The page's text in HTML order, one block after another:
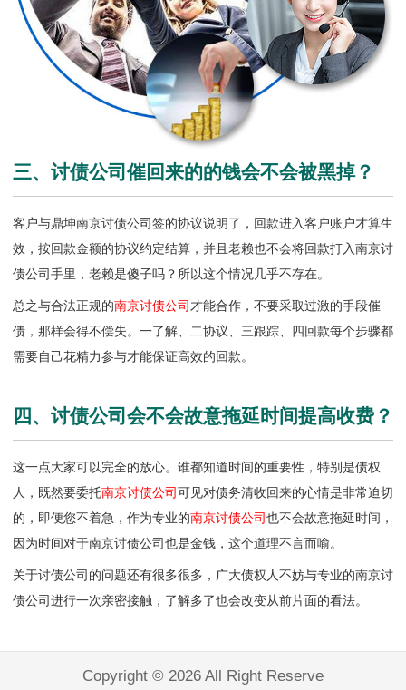
三、讨债公司催回来的的钱会不会被黑掉？
客户与鼎坤南京讨债公司签的协议说明了，回款进入客户账户才算生
效，按回款金额的协议约定结算，并且老赖也不会将回款打入南京讨
债公司手里，老赖是傻子吗？所以这个情况几乎不存在。
总之与合法正规的南京讨债公司 才能合作，不要采取过激的手段催
债，那样会得不偿失。一了解、二协议、三跟踪、四回款每个步骤都
需要自己花精力参与才能保证高效的回款。
四、讨债公司会不会故意拖延时间提高收费？
这一点大家可以完全的放心。谁都知道时间的重要性，特别是债权
人，既然要委托南京讨债公司可见对债务清收回来的心情是非常迫切
的，即便您不着急，作为专业的南京讨债公司也不会故意拖延时间，
因为时间对于南京讨债公司也是金钱，这个道理不言而喻。
关于讨债公司的问题还有很多很多，广大债权人不妨与专业的南京讨
债公司进行一次亲密接触，了解多了也会改变从前片面的看法。
Copyright © 2026 All Right Reserve